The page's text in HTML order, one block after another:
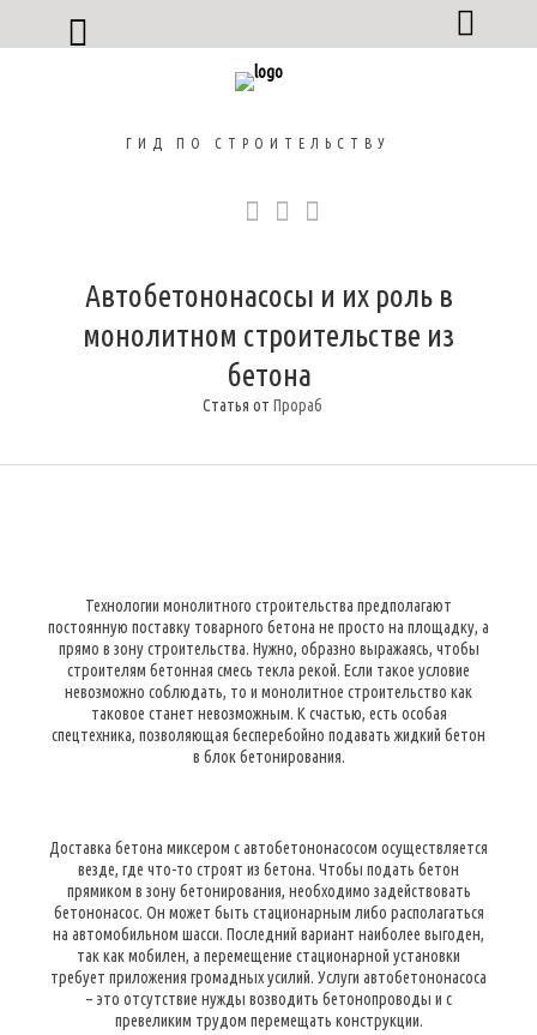
ГИД ПО СТРОИТЕЛЬСТВУ
Автобетононасосы и их роль в
монолитном строительстве из
бетона
Статья от Прораб
Технологии монолитного строительства предполагают
постоянную поставку товарного бетона не просто на площадку, а
прямо в зону строительства. Нужно, образно выражаясь, чтобы
строителям бетонная смесь текла рекой. Если такое условие
невозможно соблюдать, то и монолитное строительство как
таковое станет невозможным. К счастью, есть особая
спецтехника, позволяющая бесперебойно подавать жидкий бетон
в блок бетонирования.
Доставка бетона миксером с автобетононасосом осуществляется
везде, где что-то строят из бетона. Чтобы подать бетон
прямиком в зону бетонирования, необходимо задействовать
бетононасос. Он может быть стационарным либо располагаться
на автомобильном шасси. Последний вариант наиболее выгоден,
так как мобилен, а перемещение стационарной установки
требует приложения громадных усилий. Услуги автобетононасоса
– это отсутствие нужды возводить бетонопроводы и с
превеликим трудом перемещать конструкции.